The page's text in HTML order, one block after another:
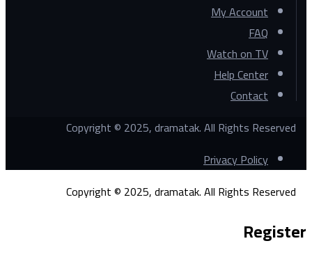
My Account
FAQ
Watch on TV
Help Center
Contact
Copyright © 2025, dramatak. All Rights Reserved
Privacy Policy
Copyright © 2025, dramatak. All Rights Reserved
Register